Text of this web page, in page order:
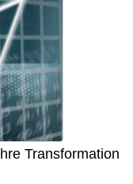
Transformation